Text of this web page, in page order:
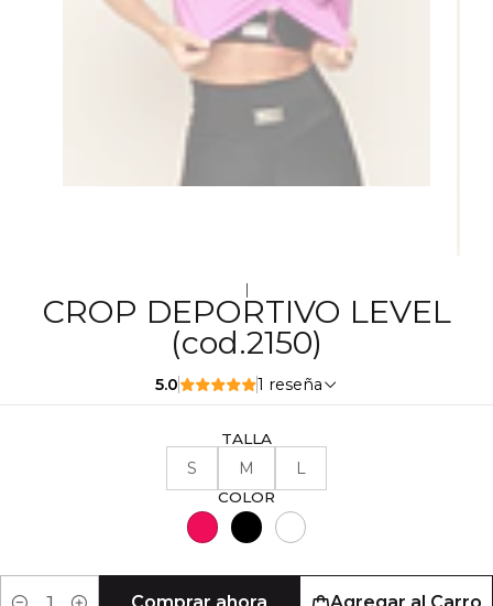
|
CROP DEPORTIVO LEVEL
(cod.2150)
5.0 1 reseña
TALLA
S M L
COLOR